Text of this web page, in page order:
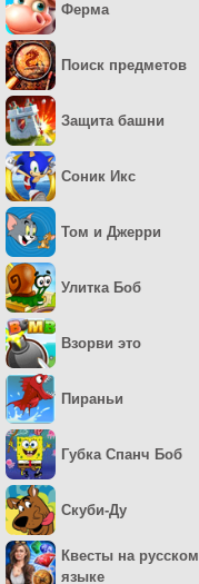
Ферма
Поиск предметов
Защита башни
Соник Икс
Том и Джерри
Улитка Боб
Взорви это
Пираньи
Губка Спанч Боб
Скуби-Ду
Квесты на русском
языке